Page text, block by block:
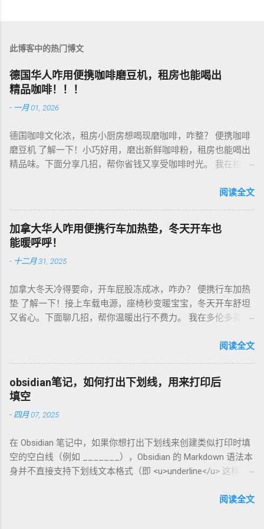
此博客中的热门博文
德国华人咋用便携咖啡磨豆机，租房也能喝出
精品咖啡！！！
- 一月 01, 2026
德国咖啡文化浓，租房小厨房想喝现磨咖啡，咋整？ 便携咖啡
磨豆机 了解一下！小巧好用，磨出新鲜咖啡粉，租房也能喝出
精品味。下面分享几招，帮你省钱又享受咖啡时光。 我在柏林
挑磨豆机看磨芯，陶瓷的耐用不发热，像Hario、Porlex这些牌
邻居可能嫌吵…… 磨豆有讲究。粗磨适合法压壶，细磨适合意式
咖啡机，App上查磨豆粗细对照表，新手不翻车。我每周磨一
次，存密封罐，早上冲杯咖啡，香到飞起！德国超市咖啡豆
贵，网购Amazon.de或本地咖啡店促销，10欧元买半磅好豆，
欧元搞定。华人微信群也有二手交易，20欧元能淘好货。 便携
咖啡磨豆机 让德国华人租房也能喝精品咖啡，赶紧试试，生活
更有味！
阅读全文
加拿大华人咋用便携行车加热垫，冬天开车也
能暖呼呼！
- 十二月 31, 2025
加拿大冬天冷得要命，开车屁股冻成冰，咋办？ 便携行车加热
垫 了解一下！接上车载电源，座椅秒变暖宝宝，冬天开车舒坦
又省心。下面聊几招，帮你温暖出行不费力。 我在多伦多买了
质，绒布的舒服又耐用，像Wagan、Comfier这些牌子，加热快
车座尺寸，通用款最省心。 用的时候简单到爆。插上车载
USB，5分钟座椅热乎乎，开长途都不冷。我在卡尔加里雪天开
车，加热垫开低档，20分钟省油又暖和。搭配个方向盘套，手
也不冻，安全又舒服。冬天停车后收好垫子，别让雪水弄湿，
常打折，30加币搞定。华人论坛也有二手交易，20加币能淘好
货。 便携行车加热垫 让加拿大华人冬天开车暖呼呼，赶紧入
手，出行更舒心！
阅读全文
obsidian笔记，如何打出下划线，用来打印后
填空
- 四月 07, 2025
在 Obsidian 笔记中，如果你想打出下划线来创建类似打印时填
空的空白线（例如 _______），Obsidian 的 Markdown 语法本
身并不直接支持下划线文本格式（即 <u>underline</u> 这样的
以下方法实现类似效果： 方法 1：使用下划线字符 直接输入连
阅读全文